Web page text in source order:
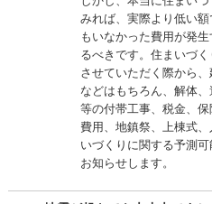
みれば、実際より低い
もいなかった費用が発
るべきです。住まいづ
させていただく際から
などはもちろん、解体
等の付帯工事、税金、
費用、地鎮祭、上棟式
いづくりに関する予測
お知らせします。